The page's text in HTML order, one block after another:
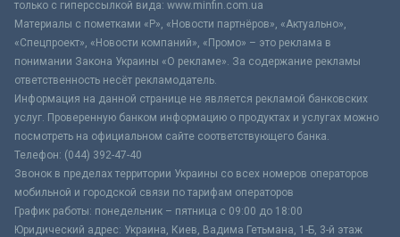
только с гиперссылкой вида: www.minfin.com.ua
Материалы с пометками «Р», «Новости партнёров», «Актуально»,
«Спецпроект», «Новости компаний», «Промо» – это реклама в
понимании Закона Украины «О рекламе». За содержание рекламы
ответственность несёт рекламодатель.
Информация на данной странице не является рекламой банковских
услуг. Проверенную банком информацию о продуктах и услугах можно
посмотреть на официальном сайте соответствующего банка.
Телефон: (044) 392-47-40
Звонок в пределах территории Украины со всех номеров операторов
мобильной и городской связи по тарифам операторов
График работы: понедельник – пятница с 09:00 до 18:00
Юридический адрес: Украина, Киев, Вадима Гетьмана, 1-Б, 3-й этаж